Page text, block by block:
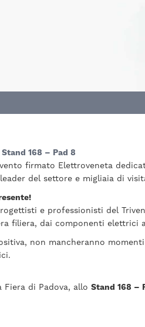
168 – Pad 8
firmato Elettroveneta
del settore e migliaia di
e professionisti del
filiera, dai componenti elettrici
non mancheranno
Fiera di Padova, allo Stand 168 –